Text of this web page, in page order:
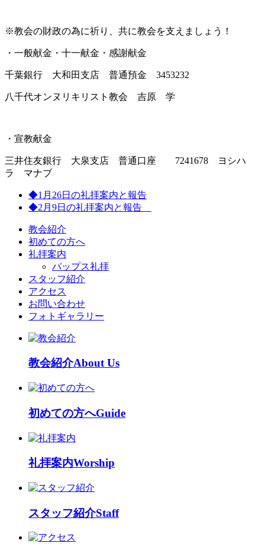
※教会の財政の為に祈り、共に教会を支えましょう！
・一般献金・十一献金・感謝献金
千葉銀行 大和田支店 普通預金 3453232
八千代オンヌリキリスト教会 吉原 学
・宣教献金
三井住友銀行 大泉支店 普通口座 7241678 ヨシハ
ラ マナブ
◆1月26日の礼拝案内と報告
◆2月9日の礼拝案内と報告
教会紹介
初めての方へ
礼拝案内
パップス礼拝
スタッフ紹介
アクセス
お問い合わせ
フォトギャラリー
教会紹介About Us
初めての方へGuide
礼拝案内Worship
スタッフ紹介Staff